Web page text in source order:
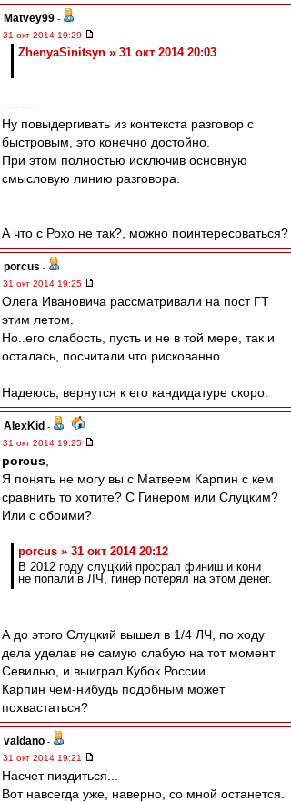
Matvey99 -
31 окт 2014 19:29
ZhenyaSinitsyn » 31 окт 2014 20:03
--------
Ну повыдергивать из контекста разговор с
быстровым, это конечно достойно.
При этом полностью исключив основную
смысловую линию разговора.
А что с Рохо не так?, можно поинтересоваться?
porcus -
31 окт 2014 19:25
Олега Ивановича рассматривали на пост ГТ
этим летом.
Но..его слабость, пусть и не в той мере, так и
осталась, посчитали что рискованно.
Надеюсь, вернутся к его кандидатуре скоро.
AlexKid -
31 окт 2014 19:25
porcus
Я понять не могу вы с Матвеем Карпин с кем
сравнить то хотите? С Гинером или Слуцким?
Или с обоими?
porcus » 31 окт 2014 20:12
В 2012 году слуцкий просрал финиш и кони
не попали в ЛЧ, гинер потерял на этом денег.
А до этого Слуцкий вышел в 1/4 ЛЧ, по ходу
дела уделав не самую слабую на тот момент
Севилью, и выиграл Кубок России.
Карпин чем-нибудь подобным может
похвастаться?
valdano -
31 окт 2014 19:21
Насчет пиздиться...
Вот навсегда уже, наверно, со мной останется.